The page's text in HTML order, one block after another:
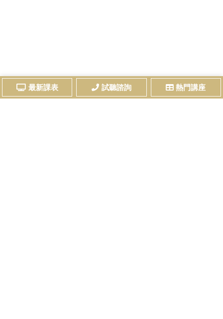
最新課表 試聽諮詢 熱門講座